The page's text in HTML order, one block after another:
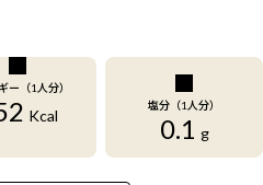
ー（1人分）
Kcal
塩分（1人分）
0.1 g